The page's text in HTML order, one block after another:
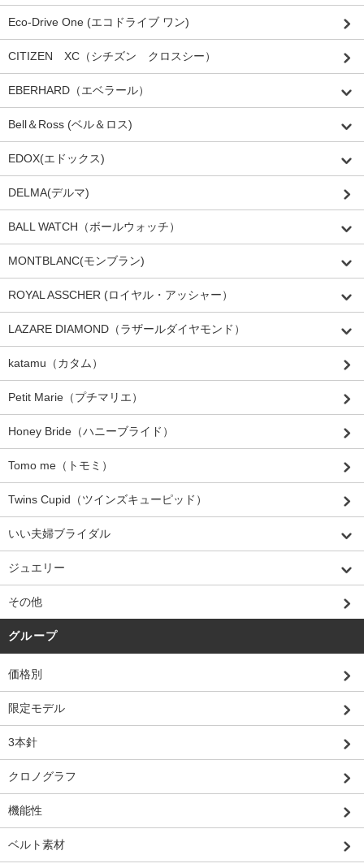
Eco-Drive One (エコドライブ ワン)
CITIZEN XC（シチズン クロスシー）
EBERHARD（エベラール）
Bell＆Ross (ベル＆ロス)
EDOX(エドックス)
DELMA(デルマ)
BALL WATCH（ボールウォッチ）
MONTBLANC(モンブラン)
ROYAL ASSCHER (ロイヤル・アッシャー）
LAZARE DIAMOND（ラザールダイヤモンド）
katamu（カタム）
Petit Marie（プチマリエ）
Honey Bride（ハニーブライド）
Tomo me（トモミ）
Twins Cupid（ツインズキューピッド）
いい夫婦ブライダル
ジュエリー
その他
グループ
価格別
限定モデル
3本針
クロノグラフ
機能性
ベルト素材